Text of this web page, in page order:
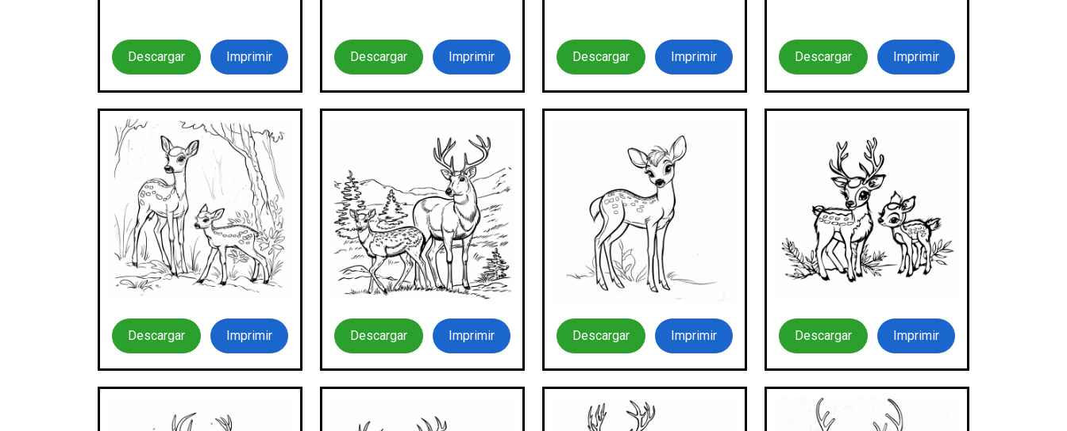
Descargar Imprimir Descargar Imprimir Descargar Imprimir Descargar Imprimir
Descargar Imprimir Descargar Imprimir Descargar Imprimir Descargar Imprimir